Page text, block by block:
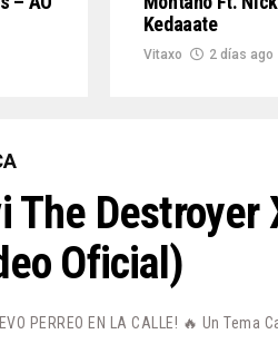
Kedaaate
Vitaxo 2 días ago
The Destroyer
Oficial)
PERREO EN LA CALLE! 🔥 Un